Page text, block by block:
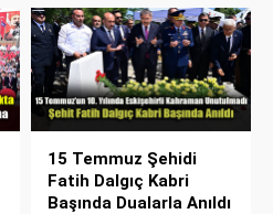
15 Temmuz Şehidi
Fatih Dalgıç Kabri
Başında Dualarla Anıldı